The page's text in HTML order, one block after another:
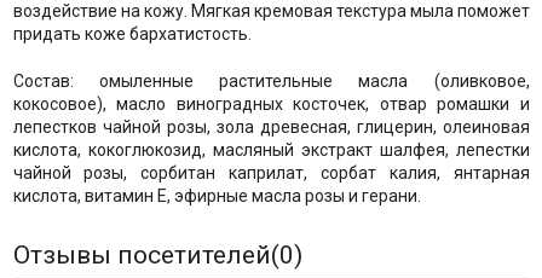
воздействие на кожу. Мягкая кремовая текстура мыла поможет
придать коже бархатистость.
Состав: омыленные растительные масла (оливковое,
кокосовое), масло виноградных косточек, отвар ромашки и
лепестков чайной розы, зола древесная, глицерин, олеиновая
кислота, кокоглюкозид, масляный экстракт шалфея, лепестки
чайной розы, сорбитан каприлат, сорбат калия, янтарная
кислота, витамин Е, эфирные масла розы и герани.
Отзывы посетителей(0)